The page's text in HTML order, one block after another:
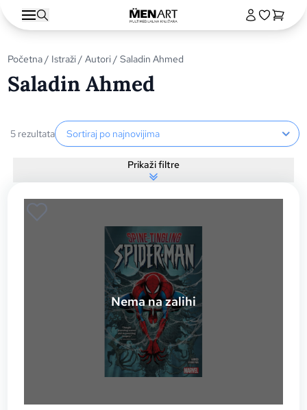
Početna/ Istraži/Autori/ Saladin Ahmed
Saladin Ahmed
5 rezultataSortiranje proizvoda
Prikaži filtre
Nema na zalihi